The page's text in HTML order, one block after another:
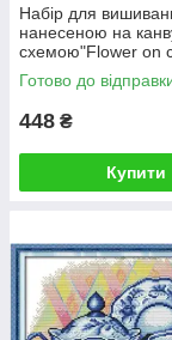
Набір для
нанесеною на
схемою"Flower on
cup".AIDA 14CT
см
Готово до
448 ₴
Купити